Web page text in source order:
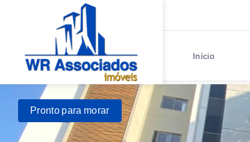
Início
Pronto para morar